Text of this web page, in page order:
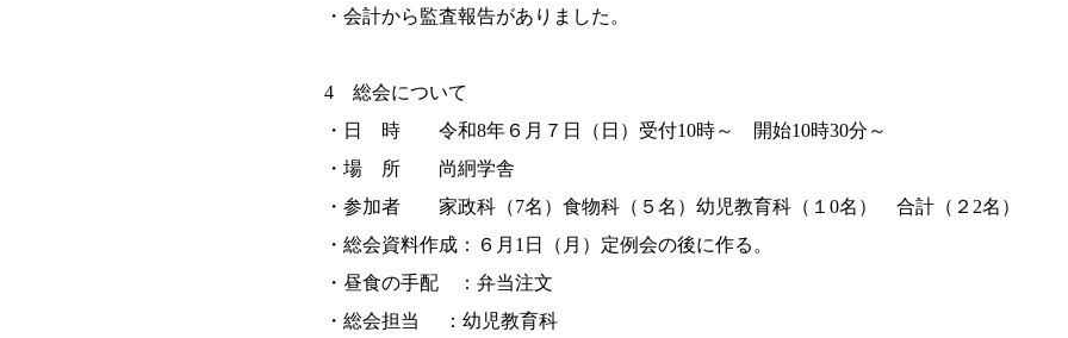
・会計から監査報告がありました。
4 総会について
・日 時 令和8年６月７日（日）受付10時～ 開始10時30分～
・場 所 尚絅学舎
・参加者 家政科（7名）食物科（５名）幼児教育科（１0名） 合計（２2名）
・総会資料作成：６月1日（月）定例会の後に作る。
・昼食の手配 ：弁当注文
・総会担当 ：幼児教育科